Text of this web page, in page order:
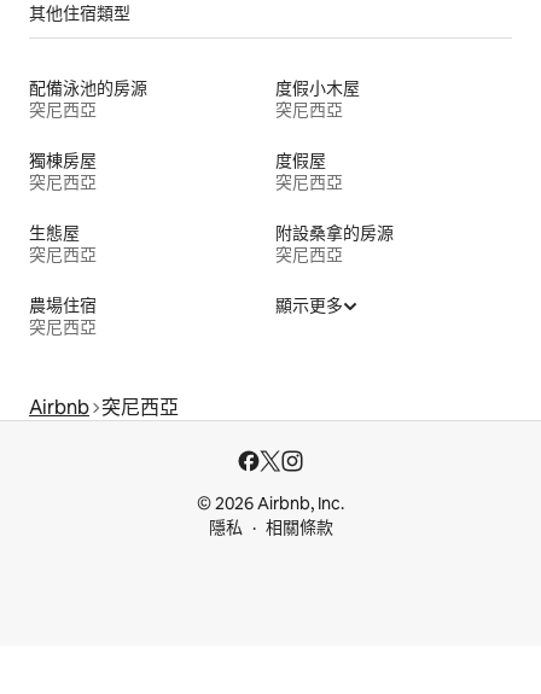
其他住宿類型
配備泳池的房源
突尼西亞
度假小木屋
突尼西亞
獨棟房屋
突尼西亞
度假屋
突尼西亞
生態屋
突尼西亞
附設桑拿的房源
突尼西亞
農場住宿
突尼西亞
顯示更多
Airbnb 突尼西亞
© 2026 Airbnb, Inc.
隱私
相關條款